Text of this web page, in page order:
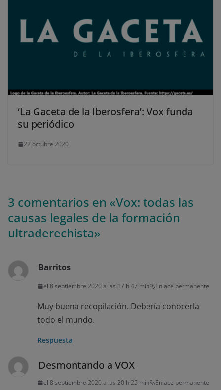
‘La Gaceta de la Iberosfera’: Vox funda
su periódico
22 octubre 2020
3 comentarios en «Vox: todas las
causas legales de la formación
ultraderechista»
Barritos
el 8 septiembre 2020 a las 17 h 47 min Enlace permanente
Muy buena recopilación. Debería conocerla
todo el mundo.
Respuesta
Desmontando a VOX
el 8 septiembre 2020 a las 20 h 25 min Enlace permanente